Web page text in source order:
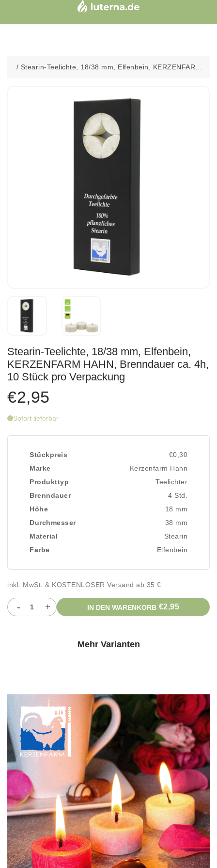
/ Stearin-Teelichte, 18/38 mm, Elfenbein, KERZENFARM
Stearin-Teelichte, 18/38 mm, Elfenbein,
KERZENFARM HAHN, Brenndauer ca. 4h,
10 Stück pro Verpackung
€2,95
Sofort lieferbar
Stückpreis
€0,30
Marke
Kerzenfarm Hahn
Produkttyp
Teelichter
Brenndauer
4 Std.
Höhe
18 mm
Durchmesser
38 mm
Material
Stearin
Farbe
Elfenbein
inkl. MwSt. & KOSTENLOSER Versand ab 35 €
- + IN DEN WARENKORB €2,95
Mehr Varianten